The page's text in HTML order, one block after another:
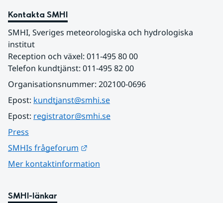
Kontakta SMHI
SMHI, Sveriges meteorologiska och hydrologiska
institut
Reception och växel: 011-495 80 00
Telefon kundtjänst: 011-495 82 00
Organisationsnummer: 202100-0696
Epost: kundtjanst@smhi.se
Epost: registrator@smhi.se
Press
SMHIs frågeforum
Mer kontaktinformation
SMHI-länkar